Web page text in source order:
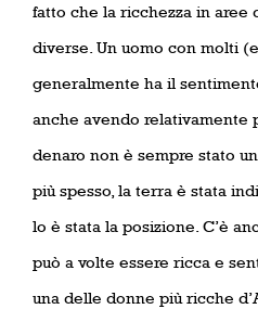
fatto che la ricchezza in aree
diverse. Un uomo con molti
generalmente ha il
anche avendo relativamente
denaro non è sempre stato
più spesso, la terra è stata
lo è stata la posizione. C’è
può a volte essere ricca e
una delle donne più ricche